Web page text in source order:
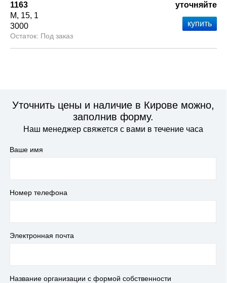
1163
М
15 1
3000
Под заказ
уточняйте
Уточнить цены и наличие в Кирове можно,
заполнив форму.
Наш менеджер свяжется с вами в течение часа
Ваше имя
Номер телефона
Электронная почта
Название организации с формой собственности